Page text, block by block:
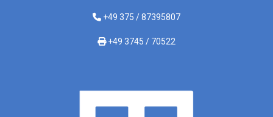
+49 375 / 87395807
+49 3745 / 70522